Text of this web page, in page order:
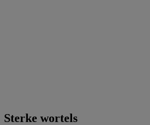
Sterke wortels